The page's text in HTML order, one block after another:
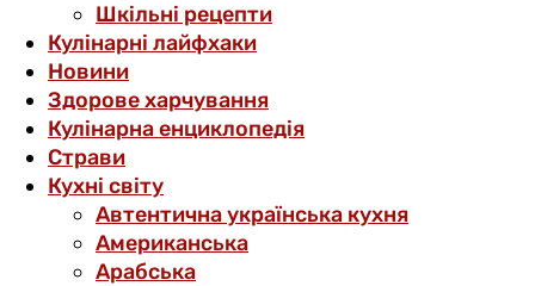
Шкільні рецепти
Кулінарні лайфхаки
Новини
Здорове харчування
Кулінарна енциклопедія
Страви
Кухні світу
Автентична українська кухня
Американська
Арабська